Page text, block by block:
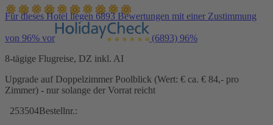
Für dieses Hotel liegen 6893 Bewertungen mit einer Zustimmung
von 96% vor (6893) 96%
8-tägige Flugreise, DZ inkl. AI
Upgrade auf Doppelzimmer Poolblick (Wert: € ca. € 84,- pro
Zimmer) - nur solange der Vorrat reicht
253504Bestellnr.: